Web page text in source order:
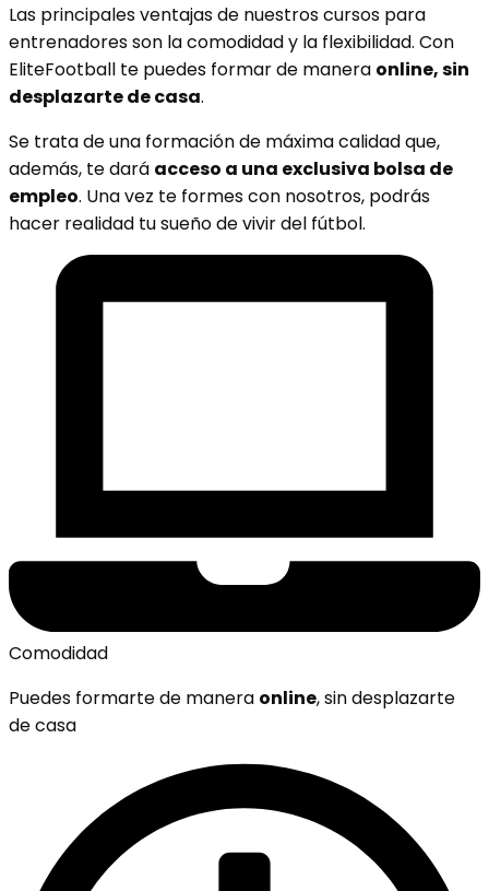
Las principales ventajas de nuestros cursos para
entrenadores son la comodidad y la flexibilidad. Con
EliteFootball te puedes formar de manera online, sin
desplazarte de casa.
Se trata de una formación de máxima calidad que,
además, te dará acceso a una exclusiva bolsa de
empleo. Una vez te formes con nosotros, podrás
hacer realidad tu sueño de vivir del fútbol.
Comodidad
Puedes formarte de manera online, sin desplazarte
de casa